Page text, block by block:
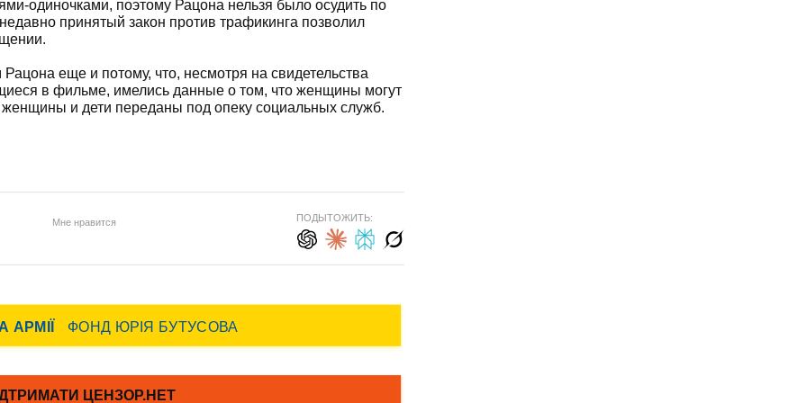
одиночками, поэтому Рацона нельзя было осудить по
принятый закон против трафикинга позволил
еще и потому, что, несмотря на свидетельства
в фильме, имелись данные о том, что женщины могут
и дети переданы под опеку социальных служб.
Мне нравится ПОДЫТОЖИТЬ: